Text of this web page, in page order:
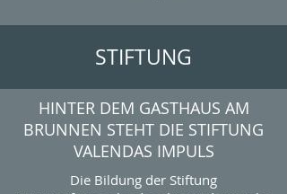
STIFTUNG
HINTER DEM GASTHAUS AM
BRUNNEN STEHT DIE STIFTUNG
VALENDAS IMPULS
Die Bildung der Stiftung